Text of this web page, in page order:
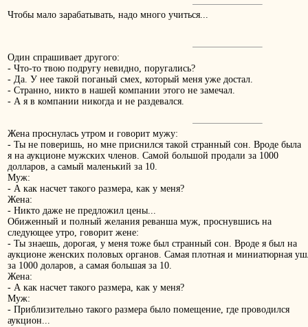
Чтобы мало зарабатывать, надо много учиться...
Один спрашивает другого:
- Что-то твою подругу невидно, поругались?
- Да. У нее такой поганый смех, который меня уже достал.
- Странно, никто в нашей компании этого не замечал.
- А я в компании никогда и не раздевался.
Жена проснулась утром и говорит мужу:
- Ты не поверишь, но мне приснился такой странный сон. Вроде была
я на аукционе мужских членов. Самой большой продали за 1000
долларов, а самый маленький за 10.
Муж:
- А как насчет такого размера, как у меня?
Жена:
- Никто даже не предложил цены...
Обиженный и полный желания реванша муж, проснувшись на
следующее утро, говорит жене:
- Ты знаешь, дорогая, у меня тоже был странный сон. Вроде я был на
аукционе женских половых органов. Самая плотная и миниатюрная
за 1000 доларов, а самая большая за 10.
Жена:
- А как насчет такого размера, как у меня?
Муж:
- Приблизительно такого размера было помещение, где проводился
аукцион...